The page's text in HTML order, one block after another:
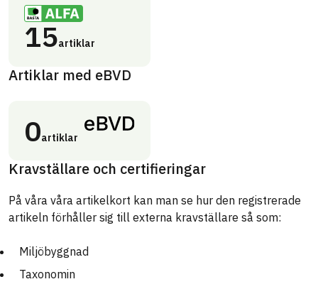
15artiklar
Artiklar med eBVD
0artiklar
Kravställare och certifieringar
På våra våra artikelkort kan man se hur den registrerade
artikeln förhåller sig till externa kravställare så som:
Miljöbyggnad
Taxonomin